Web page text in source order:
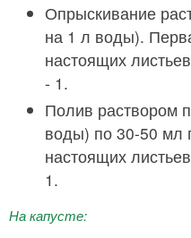
Опрыскивание
на 1 л воды).
настоящих
- 1.
Полив раствором
воды) по 30-50 мл
настоящих
1.
На капусте: